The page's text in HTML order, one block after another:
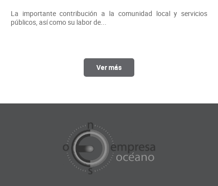
La importante contribución a la comunidad local y servicios
públicos, así como su labor de...
Ver más